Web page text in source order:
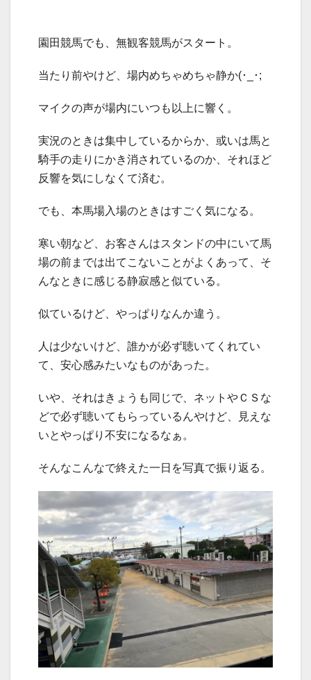
園田競馬でも、無観客競馬がスタート。
当たり前やけど、場内めちゃめちゃ静か(･_･;
マイクの声が場内にいつも以上に響く。
実況のときは集中しているからか、或いは馬と
騎手の走りにかき消されているのか、それほど
反響を気にしなくて済む。
でも、本馬場入場のときはすごく気になる。
寒い朝など、お客さんはスタンドの中にいて馬
場の前までは出てこないことがよくあって、そ
んなときに感じる静寂感と似ている。
似ているけど、やっぱりなんか違う。
人は少ないけど、誰かが必ず聴いてくれてい
て、安心感みたいなものがあった。
いや、それはきょうも同じで、ネットやＣＳな
どで必ず聴いてもらっているんやけど、見えな
いとやっぱり不安になるなぁ。
そんなこんなで終えた一日を写真で振り返る。